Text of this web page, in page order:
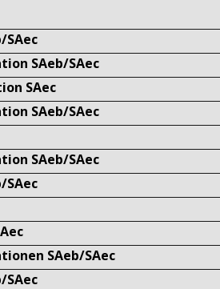
SAec
SAeb/SAec
SAec
SAeb/SAec
SAeb/SAec
SAec
SAeb/SAec
SAec